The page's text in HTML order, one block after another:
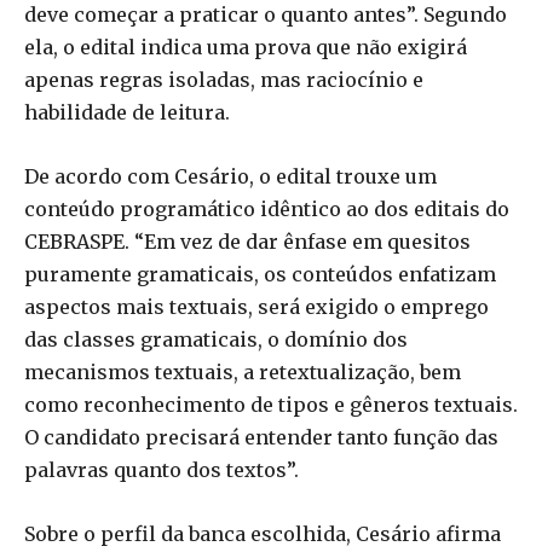
deve começar a praticar o quanto antes”. Segundo
ela, o edital indica uma prova que não exigirá
apenas regras isoladas, mas raciocínio e
habilidade de leitura.
De acordo com Cesário, o edital trouxe um
conteúdo programático idêntico ao dos editais do
CEBRASPE. “Em vez de dar ênfase em quesitos
puramente gramaticais, os conteúdos enfatizam
aspectos mais textuais, será exigido o emprego
das classes gramaticais, o domínio dos
mecanismos textuais, a retextualização, bem
como reconhecimento de tipos e gêneros textuais.
O candidato precisará entender tanto função das
palavras quanto dos textos”.
Sobre o perfil da banca escolhida, Cesário afirma